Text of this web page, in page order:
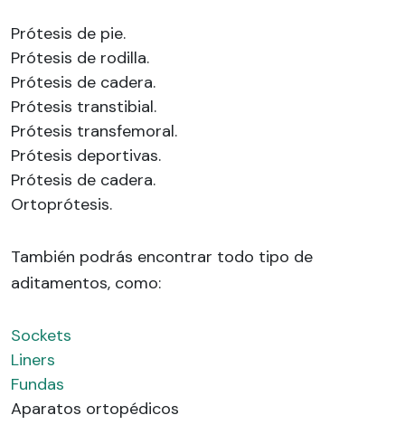
Prótesis de pie.
Prótesis de rodilla.
Prótesis de cadera.
Prótesis transtibial.
Prótesis transfemoral.
Prótesis deportivas.
Prótesis de cadera.
Ortoprótesis.
También podrás encontrar todo tipo de
aditamentos, como:
Sockets
Liners
Fundas
Aparatos ortopédicos